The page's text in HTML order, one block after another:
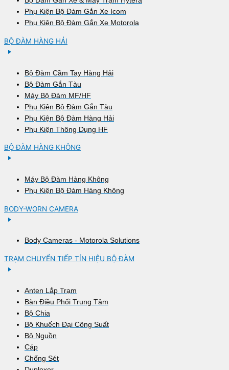
Phụ Kiện Bộ Đàm Gắn Xe Icom
Phụ Kiện Bộ Đàm Gắn Xe Motorola
BỘ ĐÀM HÀNG HẢI
Bộ Đàm Cầm Tay Hàng Hải
Bộ Đàm Gắn Tàu
Máy Bộ Đàm MF/HF
Phụ Kiện Bộ Đàm Gắn Tàu
Phụ Kiện Bộ Đàm Hàng Hải
Phụ Kiện Thông Dụng HF
BỘ ĐÀM HÀNG KHÔNG
Máy Bộ Đàm Hàng Không
Phụ Kiện Bộ Đàm Hàng Không
BODY-WORN CAMERA
Body Cameras - Motorola Solutions
TRẠM CHUYỂN TIẾP TÍN HIỆU BỘ ĐÀM
Anten Lắp Trạm
Bàn Điều Phối Trung Tâm
Bộ Chia
Bộ Khuếch Đại Công Suất
Bộ Nguồn
Cáp
Chống Sét